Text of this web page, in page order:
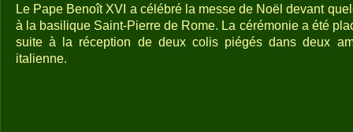
Le Pape Benoît XVI a célébré la messe de Noël devant
à la basilique Saint-Pierre de Rome. La cérémonie a été
suite à la réception de deux colis piégés dans deux
italienne.